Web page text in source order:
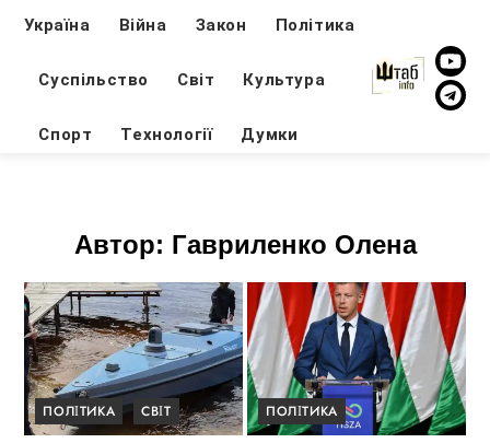
Україна Війна Закон Політика
Суспільство Світ Культура
Спорт Технології Думки
Автор: Гавриленко Олена
ПОЛІТИКА СВІТ ПОЛІТИКА